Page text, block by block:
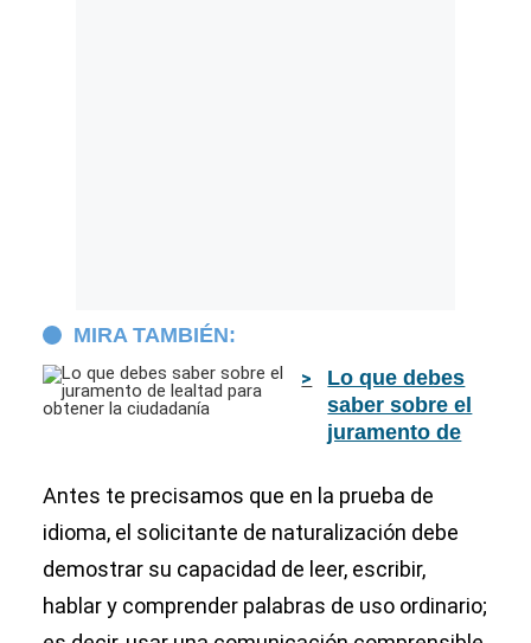
MIRA TAMBIÉN:
Lo que debes
saber sobre el
juramento de
obtener la
ciudadanía
Antes te precisamos que en la prueba de
idioma, el solicitante de naturalización debe
demostrar su capacidad de leer, escribir,
hablar y comprender palabras de uso ordinario;